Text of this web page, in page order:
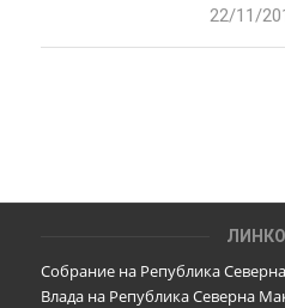
22/11/
/
Собрание на Република
Влада на Република Северна